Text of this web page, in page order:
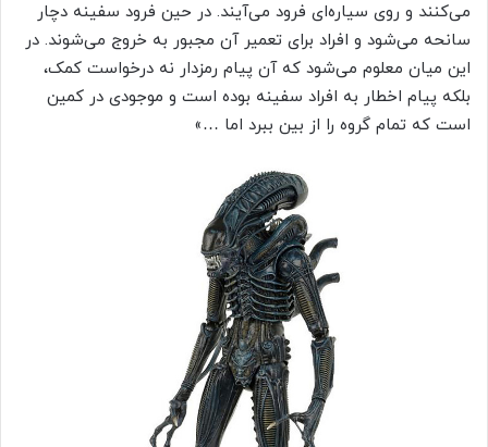
می‌کنند و روی سیاره‌ای فرود می‌آیند. در حین فرود سفینه دچار
سانحه می‌شود و افراد برای تعمیر آن مجبور به خروج می‌شوند. در
این میان معلوم می‌شود که آن پیام رمزدار نه درخواست کمک،
بلکه پیام اخطار به افراد سفینه بوده است و موجودی در کمین
است که تمام گروه را از بین ببرد اما …»